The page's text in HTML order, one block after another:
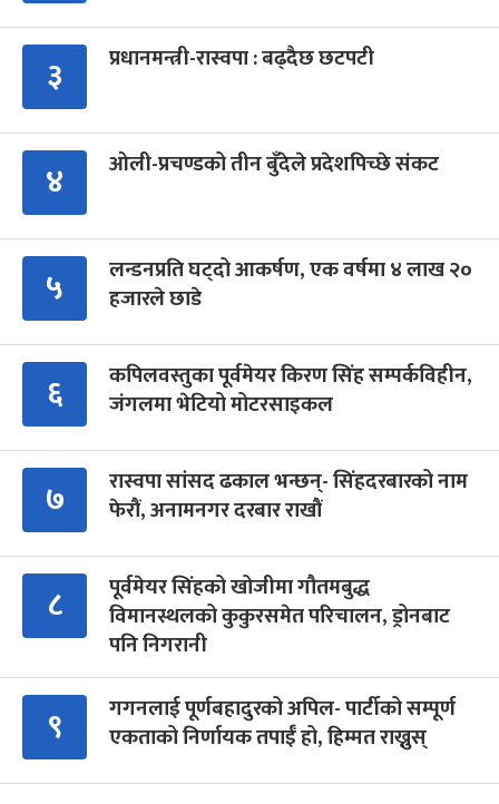
३ प्रधानमन्त्री-रास्वपा : बढ्दैछ छटपटी
४ ओली-प्रचण्डको तीन बुँदेले प्रदेशपिच्छे संकट
५
लन्डनप्रति घट्दो आकर्षण, एक वर्षमा ४ लाख २०
हजारले छाडे
६
कपिलवस्तुका पूर्वमेयर किरण सिंह सम्पर्कविहीन,
जंगलमा भेटियो मोटरसाइकल
७
रास्वपा सांसद ढकाल भन्छन्- सिंहदरबारको नाम
फेरौं, अनामनगर दरबार राखौं
८
पूर्वमेयर सिंहको खोजीमा गौतमबुद्ध
विमानस्थलको कुकुरसमेत परिचालन, ड्रोनबाट
पनि निगरानी
९
गगनलाई पूर्णबहादुरको अपिल- पार्टीको सम्पूर्ण
एकताको निर्णायक तपाईँ हो, हिम्मत राख्नुस्